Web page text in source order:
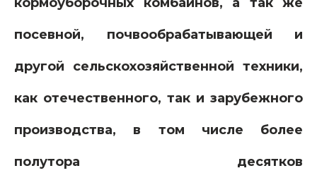
посевной, почвообрабатывающей и
другой сельскохозяйственной техники,
как отечественного, так и зарубежного
производства, в том числе более
полутора десятков